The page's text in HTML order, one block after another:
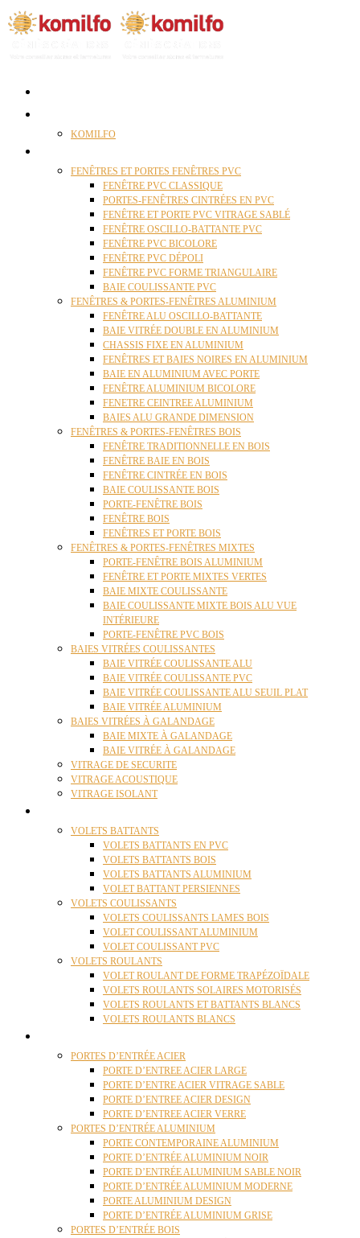
KOMILFO
FENÊTRES ET PORTES FENÊTRES PVC
FENÊTRE PVC CLASSIQUE
PORTES-FENÊTRES CINTRÉES EN PVC
FENÊTRE ET PORTE PVC VITRAGE SABLÉ
FENÊTRE OSCILLO-BATTANTE PVC
FENÊTRE PVC BICOLORE
FENÊTRE PVC DÉPOLI
FENÊTRE PVC FORME TRIANGULAIRE
BAIE COULISSANTE PVC
FENÊTRES & PORTES-FENÊTRES ALUMINIUM
FENÊTRE ALU OSCILLO-BATTANTE
BAIE VITRÉE DOUBLE EN ALUMINIUM
CHASSIS FIXE EN ALUMINIUM
FENÊTRES ET BAIES NOIRES EN ALUMINIUM
BAIE EN ALUMINIUM AVEC PORTE
FENÊTRE ALUMINIUM BICOLORE
FENETRE CEINTREE ALUMINIUM
BAIES ALU GRANDE DIMENSION
FENÊTRES & PORTES-FENÊTRES BOIS
FENÊTRE TRADITIONNELLE EN BOIS
FENÊTRE BAIE EN BOIS
FENÊTRE CINTRÉE EN BOIS
BAIE COULISSANTE BOIS
PORTE-FENÊTRE BOIS
FENÊTRE BOIS
FENÊTRES ET PORTE BOIS
FENÊTRES & PORTES-FENÊTRES MIXTES
PORTE-FENÊTRE BOIS ALUMINIUM
FENÊTRE ET PORTE MIXTES VERTES
BAIE MIXTE COULISSANTE
BAIE COULISSANTE MIXTE BOIS ALU VUE
INTÉRIEURE
PORTE-FENÊTRE PVC BOIS
BAIES VITRÉES COULISSANTES
BAIE VITRÉE COULISSANTE ALU
BAIE VITRÉE COULISSANTE PVC
BAIE VITRÉE COULISSANTE ALU SEUIL PLAT
BAIE VITRÉE ALUMINIUM
BAIES VITRÉES À GALANDAGE
BAIE MIXTE À GALANDAGE
BAIE VITRÉE À GALANDAGE
VITRAGE DE SECURITE
VITRAGE ACOUSTIQUE
VITRAGE ISOLANT
VOLETS BATTANTS
VOLETS BATTANTS EN PVC
VOLETS BATTANTS BOIS
VOLETS BATTANTS ALUMINIUM
VOLET BATTANT PERSIENNES
VOLETS COULISSANTS
VOLETS COULISSANTS LAMES BOIS
VOLET COULISSANT ALUMINIUM
VOLET COULISSANT PVC
VOLETS ROULANTS
VOLET ROULANT DE FORME TRAPÉZOÏDALE
VOLETS ROULANTS SOLAIRES MOTORISÉS
VOLETS ROULANTS ET BATTANTS BLANCS
VOLETS ROULANTS BLANCS
PORTES D’ENTRÉE ACIER
PORTE D’ENTREE ACIER LARGE
PORTE D’ENTRE ACIER VITRAGE SABLE
PORTE D’ENTREE ACIER DESIGN
PORTE D’ENTREE ACIER VERRE
PORTES D’ENTRÉE ALUMINIUM
PORTE CONTEMPORAINE ALUMINIUM
PORTE D’ENTRÉE ALUMINIUM NOIR
PORTE D’ENTRÉE ALUMINIUM SABLE NOIR
PORTE D’ENTRÉE ALUMINIUM MODERNE
PORTE ALUMINIUM DESIGN
PORTE D’ENTRÉE ALUMINIUM GRISE
PORTES D’ENTRÉE BOIS